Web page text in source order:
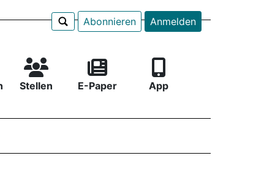
Abonnieren Anmelden
Stellen E-Paper App